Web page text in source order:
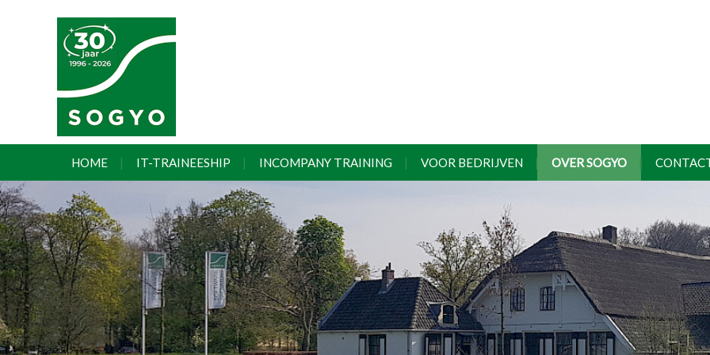
HOME IT-TRAINEESHIP INCOMPANY TRAINING VOOR BEDRIJVEN OVER SOGYO